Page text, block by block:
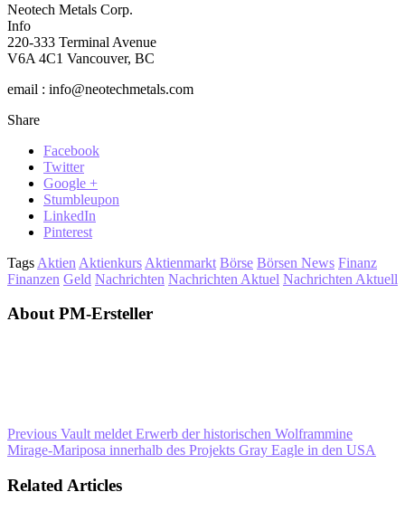
Neotech Metals Corp.
Info
220-333 Terminal Avenue
V6A 4C1 Vancouver, BC
email : info@neotechmetals.com
Share
Facebook
Twitter
Google +
Stumbleupon
LinkedIn
Pinterest
Tags Aktien Aktienkurs Aktienmarkt Börse Börsen News Finanz
Finanzen Geld Nachrichten Nachrichten Aktuel Nachrichten Aktuell
About PM-Ersteller
Previous Vault meldet Erwerb der historischen Wolframmine
Mirage-Mariposa innerhalb des Projekts Gray Eagle in den USA
Related Articles